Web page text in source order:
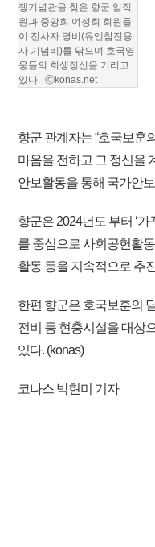
쟁기념관을 찾은 향군 임직
원과 중앙회 여성회 회원들
이 전사자 명비(유엔참전용
사 기념비)를 닦으며 호국영
웅들의 희생정신을 기리고
있다. ⓒkonas.net
향군 관계자는 “호국보훈
마음을 전하고 그 정신을
안보활동을 통해 국가안
향군은 2024년도 부터 ‘가
를 중심으로 사회공헌활
활동 등을 지속적으로 추
한편 향군은 호국보훈의
전비 등 현충시설을 대상
있다. (konas)
코나스 박현미 기자